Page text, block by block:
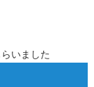
いました